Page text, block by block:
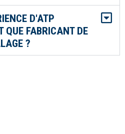
D'ATP
QUE FABRICANT DE
?